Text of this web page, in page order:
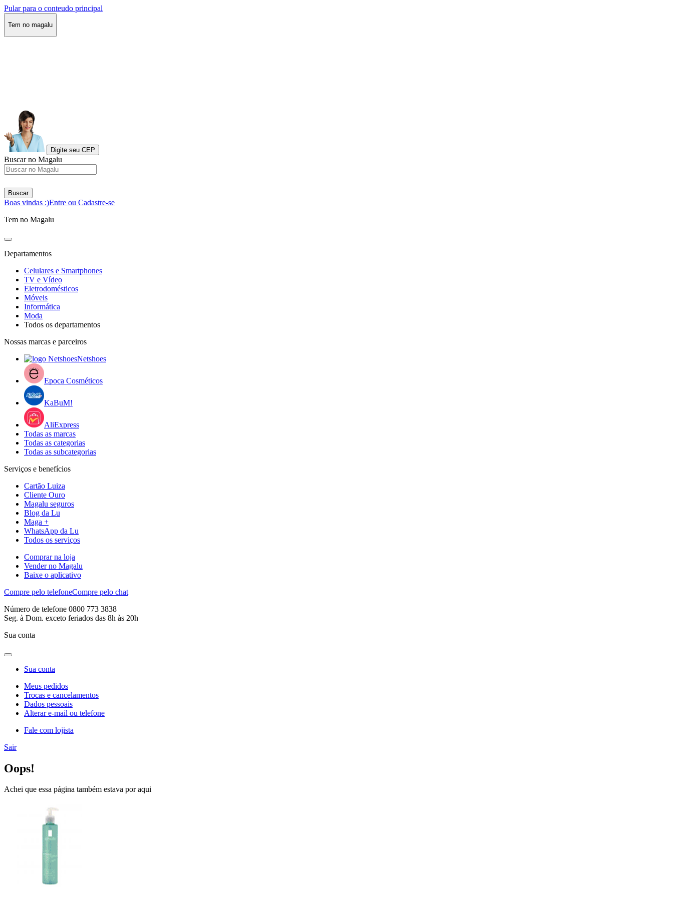
Pular para o conteudo principal
Tem no magalu
Digite seu CEP
Buscar no Magalu
Buscar
Boas vindas :)Entre ou Cadastre-se
Tem no Magalu
Departamentos
Celulares e Smartphones
TV e Vídeo
Eletrodomésticos
Móveis
Informática
Moda
Todos os departamentos
Nossas marcas e parceiros
Netshoes
Epoca Cosméticos
KaBuM!
AliExpress
Todas as marcas
Todas as categorias
Todas as subcategorias
Serviços e benefícios
Cartão Luiza
Cliente Ouro
Magalu seguros
Blog da Lu
Maga +
WhatsApp da Lu
Todos os serviços
Comprar na loja
Vender no Magalu
Baixe o aplicativo
Compre pelo telefoneCompre pelo chat
Número de telefone 0800 773 3838
Seg. à Dom. exceto feriados das 8h às 20h
Sua conta
Sua conta
Meus pedidos
Trocas e cancelamentos
Dados pessoais
Alterar e-mail ou telefone
Fale com lojista
Sair
Oops!
Achei que essa página também estava por aqui